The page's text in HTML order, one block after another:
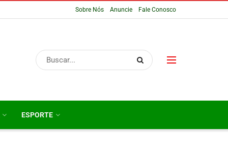
Sobre Nós Anuncie Fale Conosco
ESPORTE